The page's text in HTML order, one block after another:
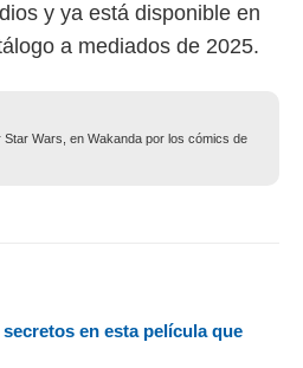
y ya está disponible en
a mediados de 2025.
Wars, en Wakanda por los cómics de
en esta película que